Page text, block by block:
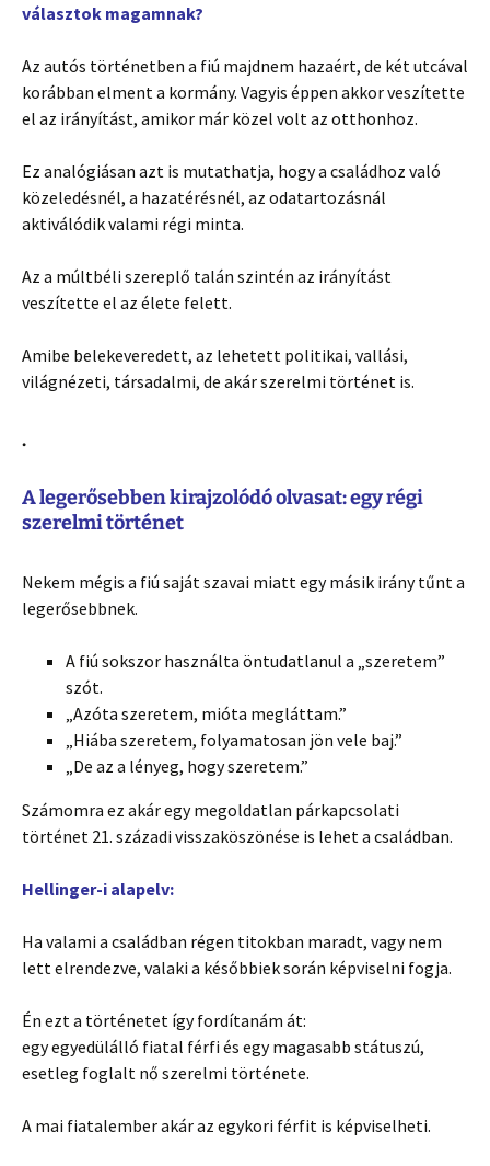
választok magamnak?
Az autós történetben a fiú majdnem hazaért, de két utcával
korábban elment a kormány. Vagyis éppen akkor veszítette
el az irányítást, amikor már közel volt az otthonhoz.
Ez analógiásan azt is mutathatja, hogy a családhoz való
közeledésnél, a hazatérésnél, az odatartozásnál
aktiválódik valami régi minta.
Az a múltbéli szereplő talán szintén az irányítást
veszítette el az élete felett.
Amibe belekeveredett, az lehetett politikai, vallási,
világnézeti, társadalmi, de akár szerelmi történet is.
.
A legerősebben kirajzolódó olvasat: egy régi
szerelmi történet
Nekem mégis a fiú saját szavai miatt egy másik irány tűnt a
legerősebbnek.
A fiú sokszor használta öntudatlanul a „szeretem”
szót.
„Azóta szeretem, mióta megláttam.”
„Hiába szeretem, folyamatosan jön vele baj.”
„De az a lényeg, hogy szeretem.”
Számomra ez akár egy megoldatlan párkapcsolati
történet 21. századi visszaköszönése is lehet a családban.
Hellinger-i alapelv:
Ha valami a családban régen titokban maradt, vagy nem
lett elrendezve, valaki a későbbiek során képviselni fogja.
Én ezt a történetet így fordítanám át:
egy egyedülálló fiatal férfi és egy magasabb státuszú,
esetleg foglalt nő szerelmi története.
A mai fiatalember akár az egykori férfit is képviselheti.